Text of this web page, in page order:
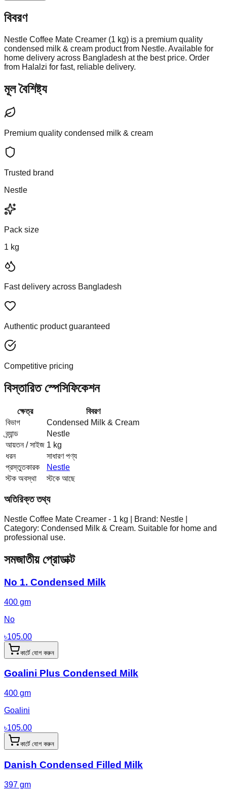
বিবরণ
Nestle Coffee Mate Creamer (1 kg) is a premium quality
condensed milk & cream product from Nestle. Available for
home delivery across Bangladesh at the best price. Order
from Halalzi for fast, reliable delivery.
মূল বৈশিষ্ট্য
Premium quality condensed milk & cream
Trusted brand
Nestle
Pack size
1 kg
Fast delivery across Bangladesh
Authentic product guaranteed
Competitive pricing
বিস্তারিত স্পেসিফিকেশন
ক্ষেত্র
বিবরণ
বিভাগ
Condensed Milk & Cream
ব্র্যান্ড
Nestle
আয়তন / সাইজ 1 kg
ধরন
সাধারণ পণ্য
প্রস্তুতকারক
Nestle
স্টক অবস্থা
স্টকে আছে
অতিরিক্ত তথ্য
Nestle Coffee Mate Creamer - 1 kg | Brand: Nestle |
Category: Condensed Milk & Cream. Suitable for home and
professional use.
সমজাতীয় প্রোডাক্ট
No 1. Condensed Milk
400 gm
No
৳105.00
কার্টে যোগ করুন
Goalini Plus Condensed Milk
400 gm
Goalini
৳105.00
কার্টে যোগ করুন
Danish Condensed Filled Milk
397 gm